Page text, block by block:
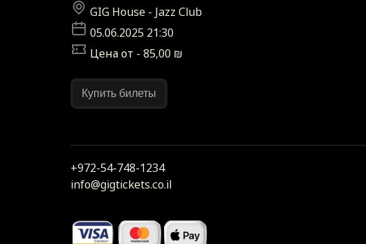
GIG House - Jazz Club
05.06.2025 21:30
Цена от - 85,00 ₪
Купить билеты
+972-54-748-1234
info@gigtickets.co.il